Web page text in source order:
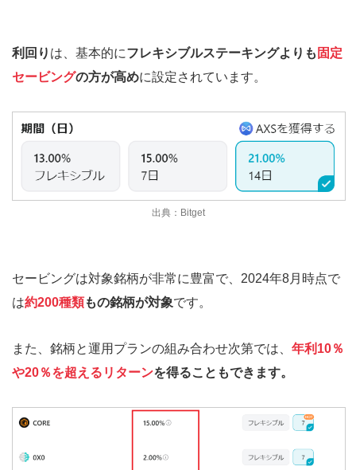
利回り は、基本的にフレキシブルステーキングよりも 固定
セービングの方が高めに設定されています。
出典：Bitget
セービングは対象銘柄が非常に豊富で、2024年8月時点で
は約200種類もの銘柄が対象です。
また、銘柄と運用プランの組み合わせ次第では、 年利10％
や20％を超えるリターンを得ることもできます。